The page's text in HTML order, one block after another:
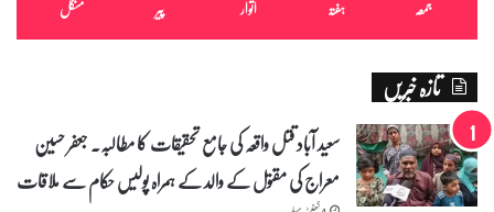
جمعہ ہفتہ اتوار پیر منگل
تازہ خبریں
سعید آباد قتل واقعہ کی جامع تحقیقات کا مطالبہ۔ جعفر حسین
معراج کی مقتول کے والد کے ہمراہ پولیس حکام سے ملاقات